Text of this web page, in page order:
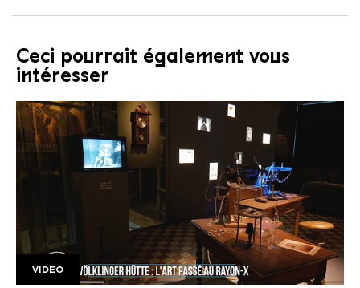
Ceci pourrait également vous
intéresser
La Boite de M.Alice
VIDEO